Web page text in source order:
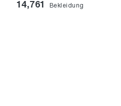
14,761 Bekleidung